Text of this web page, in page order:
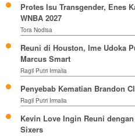
Protes Isu Transgender, Enes
WNBA 2027
Tora Nodisa
Reuni di Houston, Ime Udoka
Marcus Smart
Ragil Putri Irmalia
Penyebab Kematian Brandon
Ragil Putri Irmalia
Kevin Love Ingin Reuni
Sixers